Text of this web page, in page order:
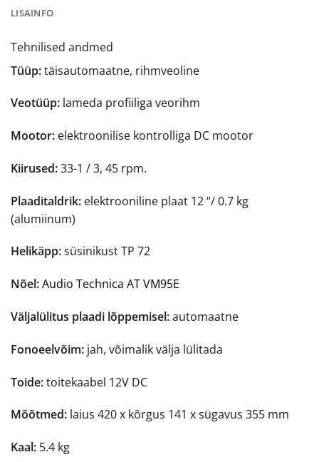
LISAINFO
Tehnilised andmed
Tüüp:täisautomaatne, rihmveoline
Veotüüp: lameda profiiliga veorihm
Mootor: elektroonilise kontrolliga DC mootor
Kiirused:33-1 / 3, 45 rpm.
Plaaditaldrik: elektrooniline plaat 12 “/ 0.7 kg
(alumiinum)
Helikäpp:süsinikust TP 72
Nõel:Audio Technica AT VM95E
Väljalülitus plaadi lõppemisel:automaatne
Fonoeelvõim: jah, võimalik välja lülitada
Toide:toitekaabel 12V DC
Mõõtmed: laius 420 x kõrgus 141 x sügavus 355 mm
Kaal: 5.4 kg